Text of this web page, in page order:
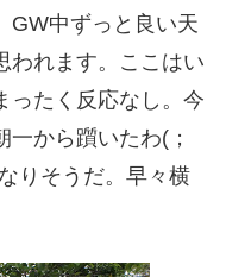
GW中ずっと良い天
われます。ここはい
ったく反応なし。今
から躓いたわ(；
りそうだ。早々横